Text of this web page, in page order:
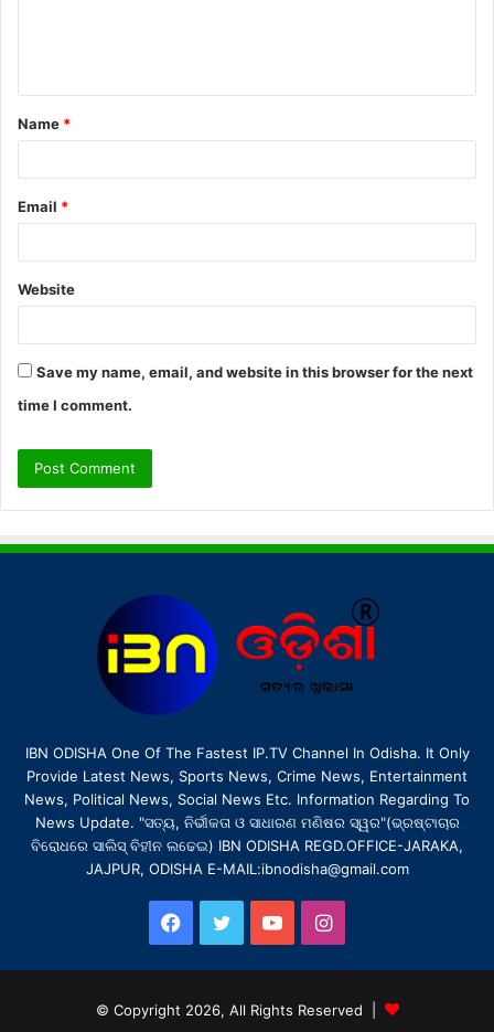
t
*
Name *
Email *
Website
Save my name, email, and website in this browser for the next
time I comment.
IBN ODISHA One Of The Fastest IP.TV Channel In Odisha. It Only
Provide Latest News, Sports News, Crime News, Entertainment
News, Political News, Social News Etc. Information Regarding To
News Update. "ସତ୍ୟ, ନିର୍ଭୀକତା ଓ ସାଧାରଣ ମଣିଷର ସ୍ୱର"(ଭ୍ରଷ୍ଟାଚାର
ବିରୋଧରେ ସାଲିସ୍ ବିହୀନ ଲଢେଇ) IBN ODISHA REGD.OFFICE-JARAKA,
JAJPUR, ODISHA E-MAIL:ibnodisha@gmail.com
Facebook
TwitterYouTubeInstagram
© Copyright 2026, All Rights Reserved |